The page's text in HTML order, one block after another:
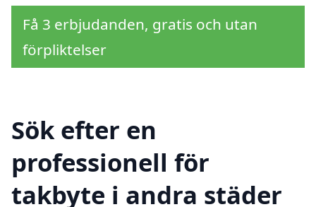
Få 3 erbjudanden, gratis och utan
förpliktelser
Sök efter en
professionell för
takbyte i andra städer